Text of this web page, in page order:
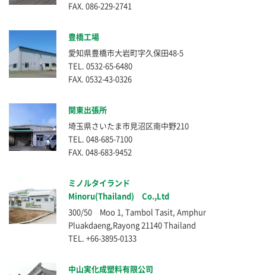
FAX. 086-229-2741
豊橋工場
愛知県豊橋市大岩町字久保田48-5
TEL. 0532-65-6480
FAX. 0532-43-0326
関東出張所
埼玉県さいたま市見沼区南中野210
TEL. 048-685-7100
FAX. 048-683-9452
ミノルタイランド
Minoru(Thailand) Co.,Ltd
300/50 Moo 1, Tambol Tasit, Amphur
Pluakdaeng,Rayong 21140 Thailand
TEL. +66-3895-0133
中山実化成塑料有限公司